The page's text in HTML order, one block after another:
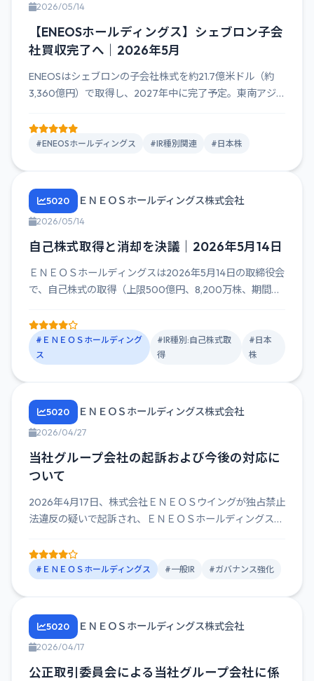
2026/05/14
【ENEOSホールディングス】シェブロン子会
社買収完了へ｜2026年5月
ENEOSはシェブロンの子会社株式を約21.7億米ドル（約
3,360億円）で取得し、2027年中に完了予定。東南アジ
#ENEOSホールディングス #IR種別関連 #日本株
5020 ＥＮＥＯＳホールディングス株式会社
2026/05/14
自己株式取得と消却を決議｜2026年5月14日
ＥＮＥＯＳホールディングスは2026年5月14日の取締役会
で、自己株式の取得（上限500億円、8,200万株、期間：
#ＥＮＥＯＳホールディング
ス
#IR種別:自己株式取
得
#日本
株
5020 ＥＮＥＯＳホールディングス株式会社
2026/04/27
当社グループ会社の起訴および今後の対応に
ついて
2026年4月17日、株式会社ＥＮＥＯＳウイングが独占禁止
法違反の疑いで起訴され、ＥＮＥＯＳホールディングスは
#ＥＮＥＯＳホールディングス #一般IR #ガバナンス強化
5020 ＥＮＥＯＳホールディングス株式会社
2026/04/17
公正取引委員会による当社グループ会社に係